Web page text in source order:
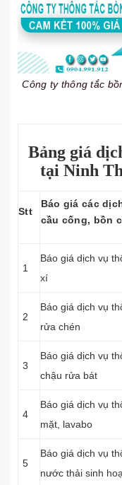
Công ty thông tắc
Bảng giá
tại Ninh
Stt
Báo giá các
cầu cống, bồn
1
Báo giá dịch vụ
xí
2
Báo giá dịch vụ
rửa chén
3
Báo giá dịch vụ
chậu rửa bát
4
Báo giá dịch vụ
mặt, lavabo
5
‎Báo giá dịch vụ
nước thải sinh